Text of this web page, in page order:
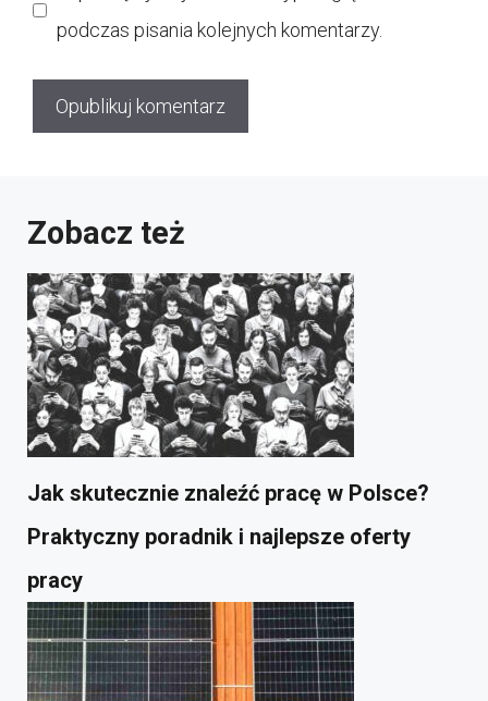
podczas pisania kolejnych komentarzy.
Zobacz też
Jak skutecznie znaleźć pracę w Polsce?
Praktyczny poradnik i najlepsze oferty
pracy